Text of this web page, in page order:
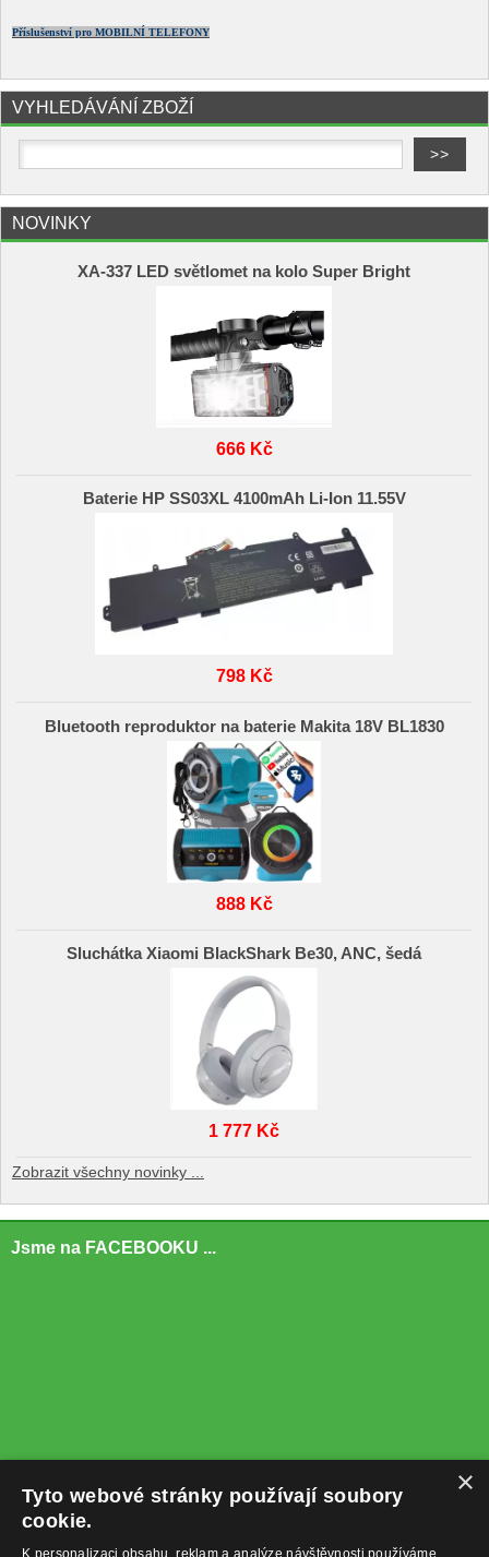
Příslušenství pro MOBILNÍ TELEFONY
VYHLEDÁVÁNÍ ZBOŽÍ
NOVINKY
XA-337 LED světlomet na kolo Super Bright
666 Kč
Baterie HP SS03XL 4100mAh Li-Ion 11.55V
798 Kč
Bluetooth reproduktor na baterie Makita 18V BL1830
888 Kč
Sluchátka Xiaomi BlackShark Be30, ANC, šedá
1 777 Kč
Zobrazit všechny novinky ...
Jsme na FACEBOOKU ...
×
Tyto webové stránky používají soubory
cookie.
K personalizaci obsahu, reklam a analýze návštěvnosti používáme